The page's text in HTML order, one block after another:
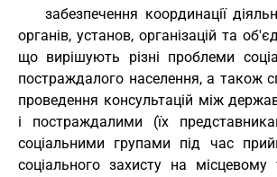
забезпечення координації
органів, установ, організацій та
що вирішують різні проблеми
постраждалого населення, а також
проведення консультацій між
і постраждалими (їх
соціальними групами під час
соціального захисту на